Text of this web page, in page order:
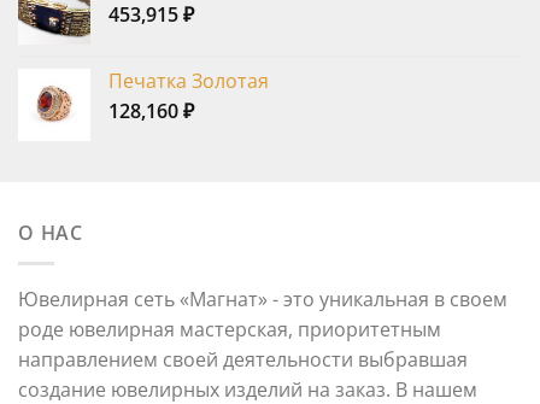
453,915₽
Печатка Золотая
128,160₽
О НАС
Ювелирная сеть «Магнат» - это уникальная в своем
роде ювелирная мастерская, приоритетным
направлением своей деятельности выбравшая
создание ювелирных изделий на заказ. В нашем